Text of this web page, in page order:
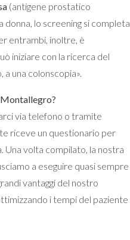
(antigene prostatico
donna, lo screening si completa
entrambi, inoltre, è
iniziare con la ricerca del
una colonscopia».
Montallegro?
via telefono o tramite
riceve un questionario per
Una volta compilato, la nostra
a eseguire quasi sempre
vantaggi del nostro
i tempi del paziente